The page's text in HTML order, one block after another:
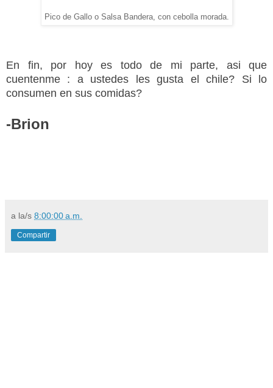
Pico de Gallo o Salsa Bandera, con cebolla morada.
En fin, por hoy es todo de mi parte, asi que
cuentenme : a ustedes les gusta el chile? Si lo
consumen en sus comidas?
-Brion
a la/s 8:00:00 a.m.
Compartir